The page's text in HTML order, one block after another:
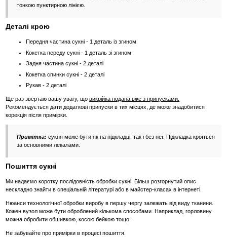
тонкою пунктирною лінією.
Деталі крою
Передня частина сукні - 1 деталь із згином
Кокетка переду сукні - 1 деталь зі згином
Задня частина сукні - 2 деталі
Кокетка спинки сукні - 2 деталі
Рукав - 2 деталі
Ще раз звертаю вашу увагу, щовикрійка подана вже з припусками.
Рекомендується дати додаткові припуски в тих місцях, де може знадобитися
корекція після примірки.
Примітка: сукня може бути як на підкладці, так і без неї. Підкладка кроїться
за основними лекалами.
Пошиття сукні
Ми надаємо коротку послідовність обробки сукні. Більш розгорнутий опис
нескладно знайти в спеціальній літературі або в майстер-класах в інтернеті.
Нюанси технологічної обробки виробу в першу чергу залежать від виду тканини.
Кожен вузол може бути оброблений кількома способами. Наприклад, горловину
можна обробити обшивкою, косою бейкою тощо.
Не забувайте про примірки в процесі пошиття.